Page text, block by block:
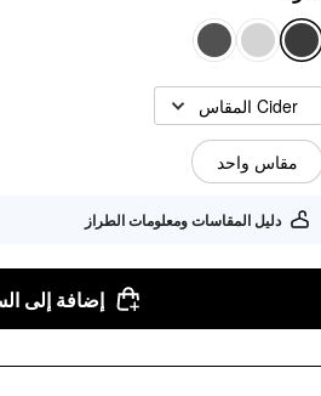
Cider المقاس
مقاس واحد
دليل المقاسات ومعلومات الطراز
إضافة إلى